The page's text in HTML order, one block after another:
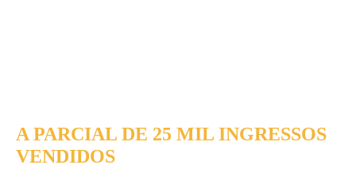
A PARCIAL DE 25 MIL INGRESSOS
VENDIDOS